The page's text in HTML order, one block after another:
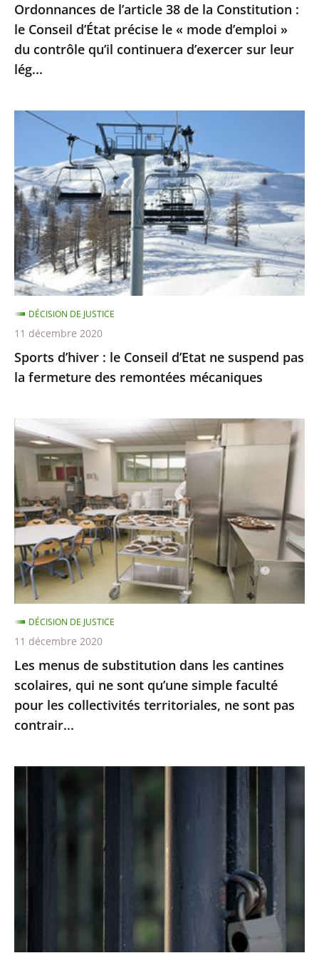
le
«
mode
d’emploi
du
contrôle
continuera
d’exercer
sur
leur
lég...
Ordonnances de l’article 38 de la Constitution :
le Conseil d’État précise le « mode d’emploi »
du contrôle qu’il continuera d’exercer sur leur
lég...
Sports
le
Conseil
d’Etat
ne
suspend
pas
la
fermeture
des
remontées
mécaniques
Sports d’hiver : le Conseil d’Etat ne suspend pas
la fermeture des remontées mécaniques
DÉCISION DE JUSTICE
11 décembre 2020
Les
menus
de
substitution
dans
les
cantines
scolaires,
qui
ne
sont
qu’une
simple
faculté
pour
les
territoriales,
Les menus de substitution dans les cantines
scolaires, qui ne sont qu’une simple faculté
pour les collectivités territoriales, ne sont pas
contrair...
DÉCISION DE JUSTICE
11 décembre 2020